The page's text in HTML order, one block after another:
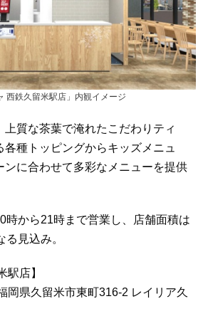
西鉄久留米駅店」内観イメージ
上質な茶葉で淹れたこだわりティ
種トッピングからキッズメニュ
ンに合わせて多彩なメニューを提供
時から21時まで営業し、店舗面積は
見込み。
駅店】
県久留米市東町316-2 レイリア久